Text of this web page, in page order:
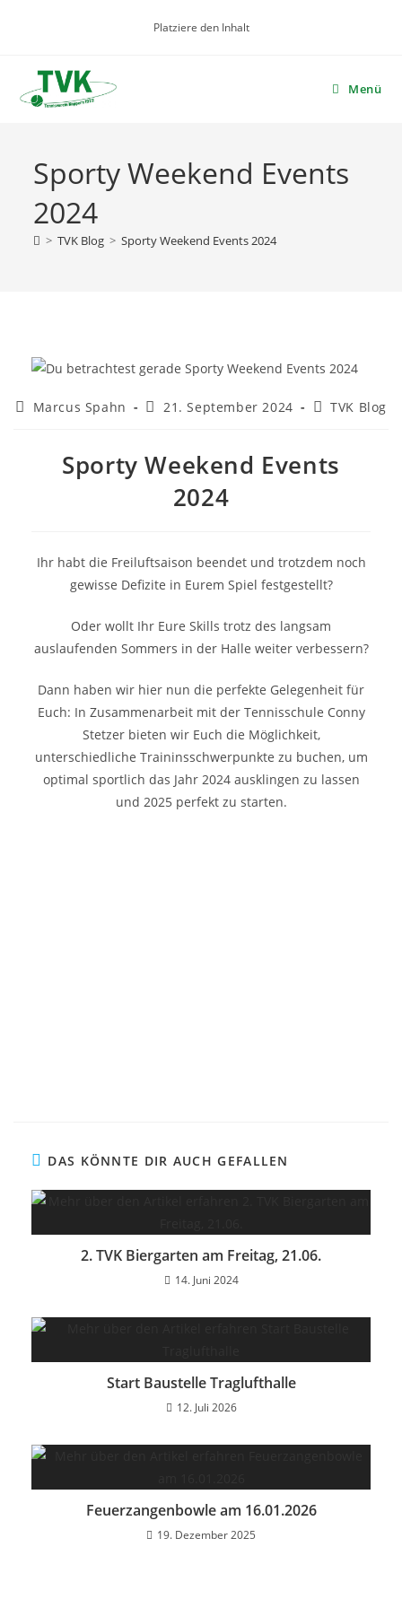
Platziere den Inhalt
Menü
Sporty Weekend Events
2024
> TVK Blog > Sporty Weekend Events 2024
Beitrags-
Marcus Spahn
Beitrag
21. September 2024
Beitrags-
TVK Blog
Sporty Weekend Events
2024
Ihr habt die Freiluftsaison beendet und trotzdem noch
gewisse Defizite in Eurem Spiel festgestellt?
Oder wollt Ihr Eure Skills trotz des langsam
auslaufenden Sommers in der Halle weiter verbessern?
Dann haben wir hier nun die perfekte Gelegenheit für
Euch: In Zusammenarbeit mit der Tennisschule Conny
Stetzer bieten wir Euch die Möglichkeit,
unterschiedliche Traininsschwerpunkte zu buchen, um
optimal sportlich das Jahr 2024 ausklingen zu lassen
und 2025 perfekt zu starten.
DAS KÖNNTE DIR AUCH GEFALLEN
2. TVK Biergarten am Freitag, 21.06.
14. Juni 2024
Start Baustelle Traglufthalle
12. Juli 2026
Feuerzangenbowle am 16.01.2026
19. Dezember 2025